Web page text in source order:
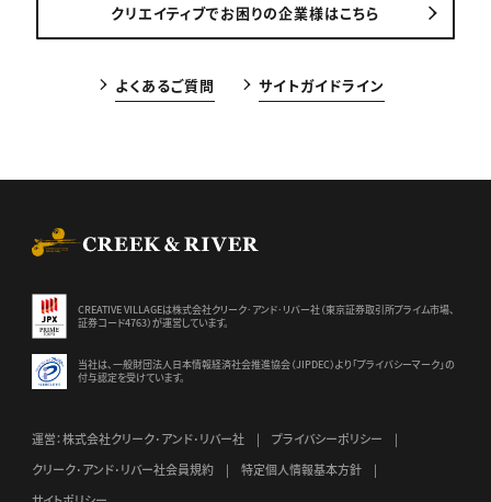
クリエイティブでお困りの企業様はこちら
よくあるご質問 サイトガイドライン
CREATIVE VILLAGEは株式会社クリーク･アンド･リバー社（東京証券取引所プライム市場、
証券コード4763）が運営しています。
当社は、一般財団法人日本情報経済社会推進協会（JIPDEC）より 「プライバシーマーク」の
付与認定を受けています。
運営：株式会社クリーク･アンド･リバー社
プライバシーポリシー
クリーク･アンド･リバー社会員規約
特定個人情報基本方針